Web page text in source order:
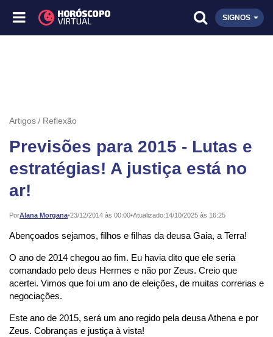
SIGNOS
Artigos Reflexão
Previsões para 2015 - Lutas e
estratégias! A justiça está no
ar!
PorAlana Morgana•
Publicado: 23/12/2014 às 00:00•Atualizado:14/10/2025 às 16:25
Abençoados sejamos, filhos e filhas da deusa Gaia, a Terra!
O ano de 2014 chegou ao fim. Eu havia dito que ele seria
comandado pelo deus Hermes e não por Zeus. Creio que
acertei. Vimos que foi um ano de eleições, de muitas correrias e
negociações.
Este ano de 2015, será um ano regido pela deusa Athena e por
Zeus. Cobranças e justiça à vista!